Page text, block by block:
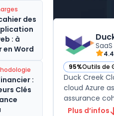
des
: à
Word
:
Clés
4.4
95%Outils de
— voir Duck
Duck Creek
cloud Azure
Plus d’infos